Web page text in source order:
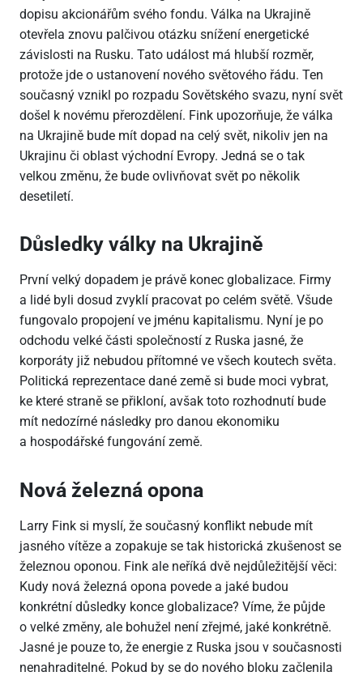
dopisu akcionářům svého fondu. Válka na Ukrajině
otevřela znovu palčivou otázku snížení energetické
závislosti na Rusku. Tato událost má hlubší rozměr,
protože jde o ustanovení nového světového řádu. Ten
současný vznikl po rozpadu Sovětského svazu, nyní svět
došel k novému přerozdělení. Fink upozorňuje, že válka
na Ukrajině bude mít dopad na celý svět, nikoliv jen na
Ukrajinu či oblast východní Evropy. Jedná se o tak
velkou změnu, že bude ovlivňovat svět po několik
desetiletí.
Důsledky války na Ukrajině
První velký dopadem je právě konec globalizace. Firmy
a lidé byli dosud zvyklí pracovat po celém světě. Všude
fungovalo propojení ve jménu kapitalismu. Nyní je po
odchodu velké části společností z Ruska jasné, že
korporáty již nebudou přítomné ve všech koutech světa.
Politická reprezentace dané země si bude moci vybrat,
ke které straně se přikloní, avšak toto rozhodnutí bude
mít nedozírné následky pro danou ekonomiku
a hospodářské fungování země.
Nová železná opona
Larry Fink si myslí, že současný konflikt nebude mít
jasného vítěze a zopakuje se tak historická zkušenost se
železnou oponou. Fink ale neříká dvě nejdůležitější věci:
Kudy nová železná opona povede a jaké budou
konkrétní důsledky konce globalizace? Víme, že půjde
o velké změny, ale bohužel není zřejmé, jaké konkrétně.
Jasné je pouze to, že energie z Ruska jsou v současnosti
nenahraditelné. Pokud by se do nového bloku začlenila